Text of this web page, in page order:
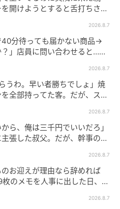
てきたカップラーメンを
ルをその場に置いたまま
しても許せない気持ちが込
注意するのももう面倒で、
た。
と彼は「お前がやるから俺
きない扱いすんな。じゃ
よ」と声を荒らげまし
れない？ できるならどう
と、彼は黙り込みまし
、心の中で「何様？」とい
は徐々に離れていきまし
開けようとすると舌打ちさ
2026.8.7
40分待っても届かない商品→
？」店員に問い合わせると…そ
2026.8.7
うわ。早い者勝ちでしょ」焼
全部持ってた客。だが、スタ
2026.8.7
から、俺は三千円でいいだろ」
張した叔父。だが、幹事のい
2026.8.7
お迎えが理由なら辞めれば
枚のメモを人事に出した日、部
2026.8.7